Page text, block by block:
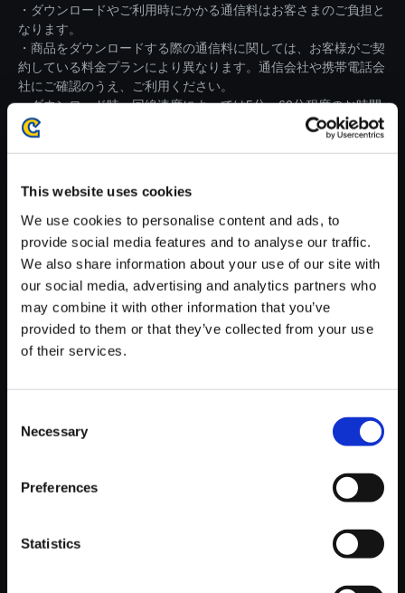
This website uses cookies
We use cookies to personalise content and ads, to
provide social media features and to analyse our traffic.
We also share information about your use of our site with
our social media, advertising and analytics partners who
may combine it with other information that you’ve
provided to them or that they’ve collected from your use
of their services.
Selection
Necessary
Preferences
Statistics
・ダウンロードやご利用時にかかる通信料はお客さまのご負担と
なります。
・商品をダウンロードする際の通信料に関しては、お客様がご契
約している料金プランにより異なります。通信会社や携帯電話会
社にご確認のうえ、ご利用ください。
・ダウンロード時、回線速度によっては5分～60分程度のお時間
がかかる場合がございます。
※ご購入いただいたファイルのダウンロードの際には、通信環境
Capcom Fighting Collection 2
- Vol.4(Power Stone2 ver.2K25)
［Original Soundtrack］ 【単